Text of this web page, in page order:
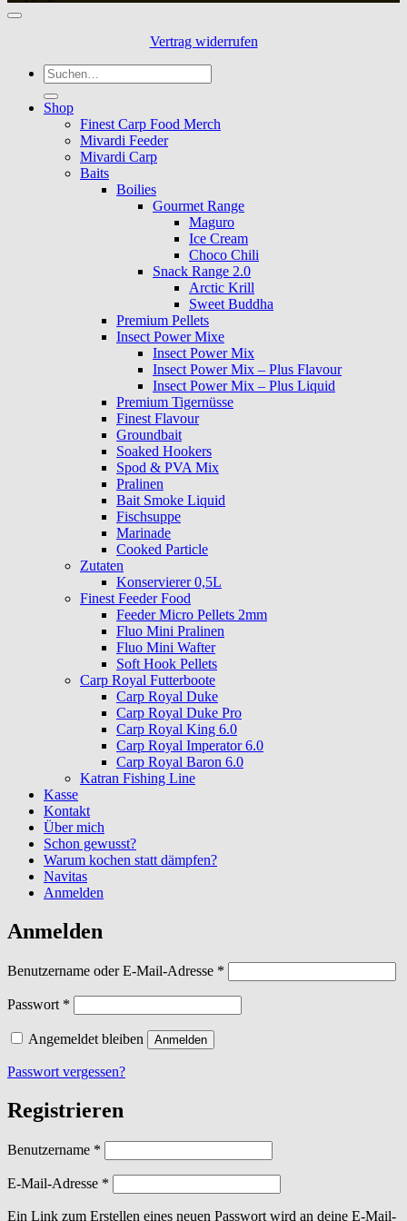
Vertrag widerrufen
Suche
nach:
Shop
Finest Carp Food Merch
Mivardi Feeder
Mivardi Carp
Baits
Boilies
Gourmet Range
Maguro
Ice Cream
Choco Chili
Snack Range 2.0
Arctic Krill
Sweet Buddha
Premium Pellets
Insect Power Mixe
Insect Power Mix
Insect Power Mix – Plus Flavour
Insect Power Mix – Plus Liquid
Premium Tigernüsse
Finest Flavour
Groundbait
Soaked Hookers
Spod & PVA Mix
Pralinen
Bait Smoke Liquid
Fischsuppe
Marinade
Cooked Particle
Zutaten
Konservierer 0,5L
Finest Feeder Food
Feeder Micro Pellets 2mm
Fluo Mini Pralinen
Fluo Mini Wafter
Soft Hook Pellets
Carp Royal Futterboote
Carp Royal Duke
Carp Royal Duke Pro
Carp Royal King 6.0
Carp Royal Imperator 6.0
Carp Royal Baron 6.0
Katran Fishing Line
Kasse
Kontakt
Über mich
Schon gewusst?
Warum kochen statt dämpfen?
Navitas
Anmelden
Anmelden
Benutzername oder E-Mail-Adresse *
Passwort *
Angemeldet bleiben Anmelden
Passwort vergessen?
Registrieren
Benutzername *
E-Mail-Adresse *
Ein Link zum Erstellen eines neuen Passwort wird an deine E-Mail-